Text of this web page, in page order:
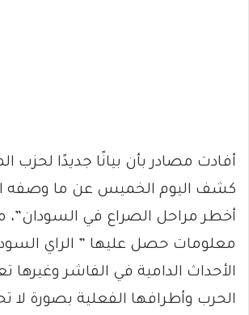
أفادت مصادر بأن بيانًا جديدًا لحزب
كشف اليوم الخميس عن ما وصفه
أخطر مراحل الصراع في السودان”،
معلومات حصل عليها ” الراي
الأحداث الدامية في الفاشر
الحرب وأطرافها الفعلية بصورة لا